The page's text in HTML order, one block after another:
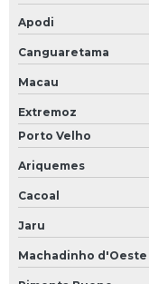
Apodi
Canguaretama
Macau
Extremoz
Porto Velho
Ariquemes
Cacoal
Jaru
Machadinho d'Oeste